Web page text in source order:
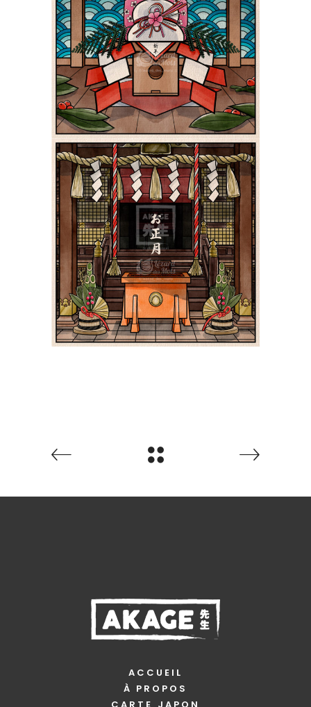
Le Kagamimochi 鏡餅 |
Shiki 四季
Yokai
Le Nouvel An au Japon
お正月 | Shiki 四季
Yokai
ACCUEIL
À PROPOS